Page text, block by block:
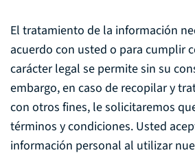
El tratamiento de la información
acuerdo con usted o para cumplir
carácter legal se permite sin su
embargo, en caso de recopilar y
con otros fines, le solicitaremos
términos y condiciones. Usted
información personal al utilizar